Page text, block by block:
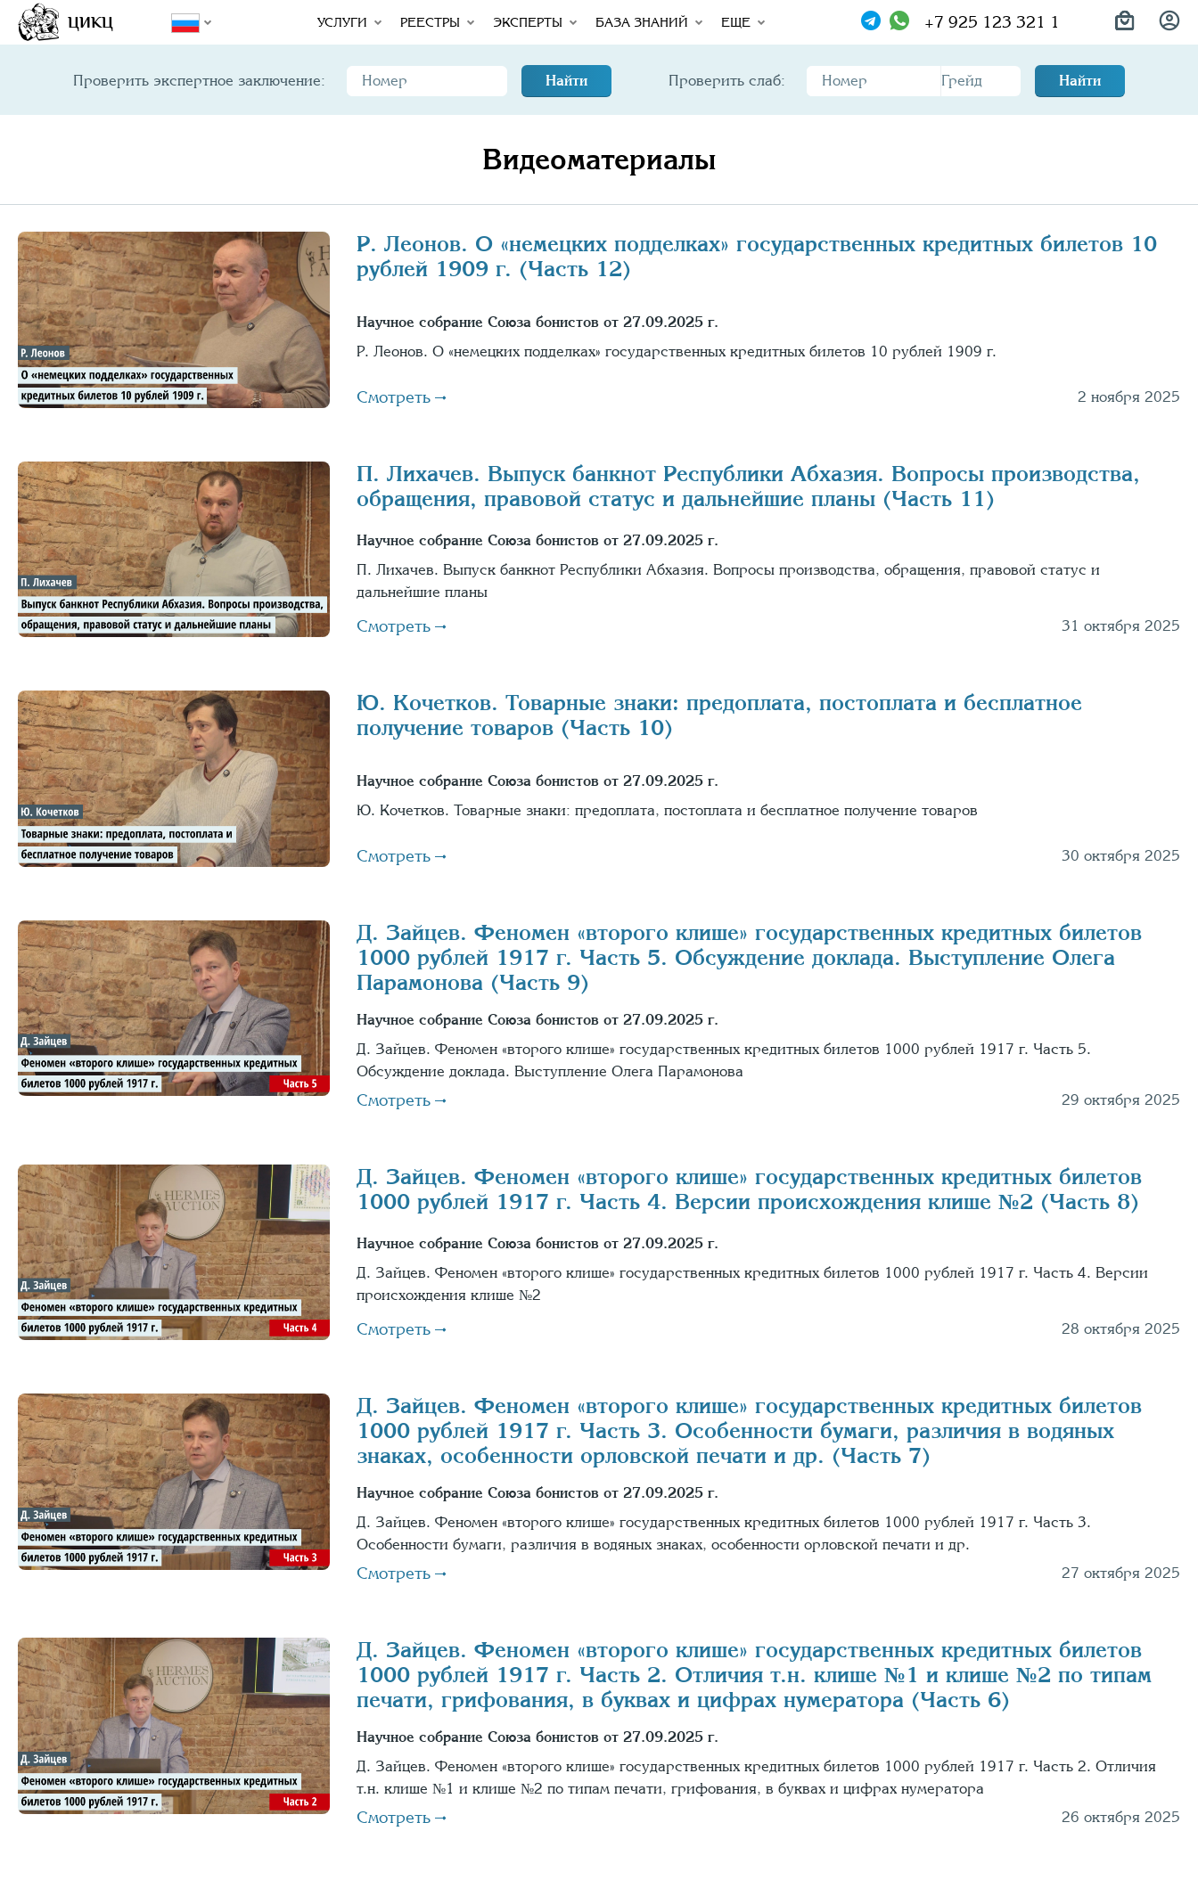
ЦИКЦ УСЛУГИ РЕЕСТРЫ ЭКСПЕРТЫ БАЗА ЗНАНИЙ ЕЩЕ +7 925 123 321 1
Проверить экспертное заключение: Найти Проверить слаб: Найти
Видеоматериалы
Р. Леонов. О «немецких подделках» государственных кредитных билетов 10
рублей 1909 г. (Часть 12)
Научное собрание Союза бонистов от 27.09.2025 г.
Р. Леонов. О «немецких подделках» государственных кредитных билетов 10 рублей 1909 г.
Смотреть 2 ноября 2025
П. Лихачев. Выпуск банкнот Республики Абхазия. Вопросы производства,
обращения, правовой статус и дальнейшие планы (Часть 11)
Научное собрание Союза бонистов от 27.09.2025 г.
П. Лихачев. Выпуск банкнот Республики Абхазия. Вопросы производства, обращения, правовой статус и
дальнейшие планы
Смотреть 31 октября 2025
Ю. Кочетков. Товарные знаки: предоплата, постоплата и бесплатное
получение товаров (Часть 10)
Научное собрание Союза бонистов от 27.09.2025 г.
Ю. Кочетков. Товарные знаки: предоплата, постоплата и бесплатное получение товаров
Смотреть 30 октября 2025
Д. Зайцев. Феномен «второго клише» государственных кредитных билетов
1000 рублей 1917 г. Часть 5. Обсуждение доклада. Выступление Олега
Парамонова (Часть 9)
Научное собрание Союза бонистов от 27.09.2025 г.
Д. Зайцев. Феномен «второго клише» государственных кредитных билетов 1000 рублей 1917 г. Часть 5.
Обсуждение доклада. Выступление Олега Парамонова
Смотреть 29 октября 2025
Д. Зайцев. Феномен «второго клише» государственных кредитных билетов
1000 рублей 1917 г. Часть 4. Версии происхождения клише №2 (Часть 8)
Научное собрание Союза бонистов от 27.09.2025 г.
Д. Зайцев. Феномен «второго клише» государственных кредитных билетов 1000 рублей 1917 г. Часть 4. Версии
происхождения клише №2
Смотреть 28 октября 2025
Д. Зайцев. Феномен «второго клише» государственных кредитных билетов
1000 рублей 1917 г. Часть 3. Особенности бумаги, различия в водяных
знаках, особенности орловской печати и др. (Часть 7)
Научное собрание Союза бонистов от 27.09.2025 г.
Д. Зайцев. Феномен «второго клише» государственных кредитных билетов 1000 рублей 1917 г. Часть 3.
Особенности бумаги, различия в водяных знаках, особенности орловской печати и др.
Смотреть 27 октября 2025
Д. Зайцев. Феномен «второго клише» государственных кредитных билетов
1000 рублей 1917 г. Часть 2. Отличия т.н. клише №1 и клише №2 по типам
печати, грифования, в буквах и цифрах нумератора (Часть 6)
Научное собрание Союза бонистов от 27.09.2025 г.
Д. Зайцев. Феномен «второго клише» государственных кредитных билетов 1000 рублей 1917 г. Часть 2. Отличия
т.н. клише №1 и клише №2 по типам печати, грифования, в буквах и цифрах нумератора
Смотреть 26 октября 2025